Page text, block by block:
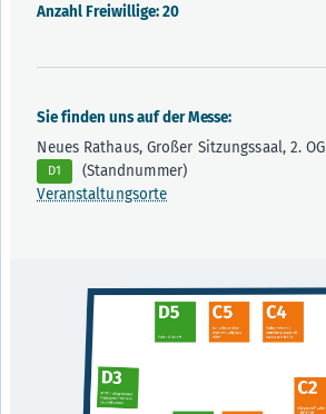
Anzahl Freiwillige: 20
Sie finden uns auf der Messe:
Neues Rathaus, Großer Sitzungssaal, 2. OG
D1
(Standnummer)
Veranstaltungsorte